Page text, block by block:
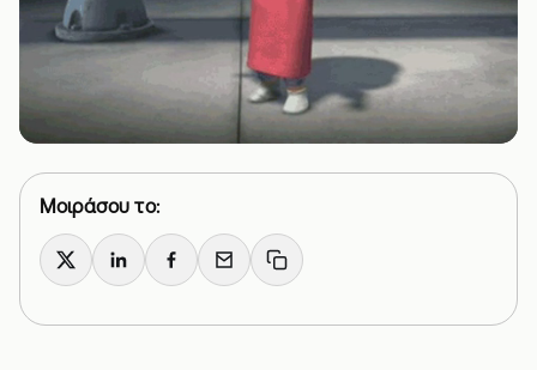
Μοιράσου το:
X LinkedInFacebook
Email Copy link